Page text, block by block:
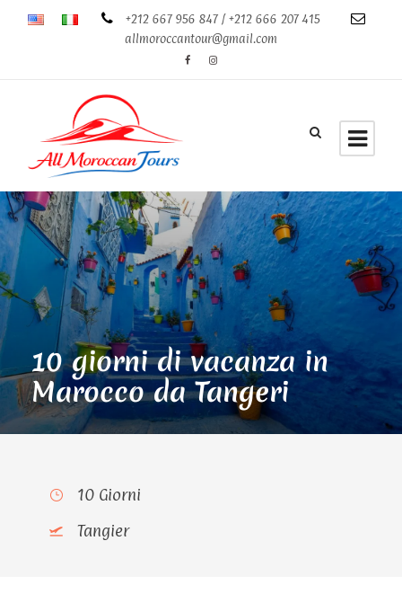
+212 667 956 847 / +212 666 207 415
allmoroccantour@gmail.com
10 giorni di vacanza in
Marocco da Tangeri
10 Giorni
Tangier